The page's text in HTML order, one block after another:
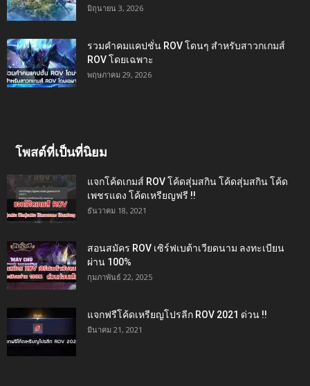
มิถุนายน 3, 2026
รวมคำคมแคปชั่น ROV โดนๆ สำหรับสาวกเกมส์
ROV โดยเฉพาะ
พฤษภาคม 29, 2026
โพสต์ที่เป็นที่นิยม
แจกโค้ดเกมส์ ROV โค้ดสุ่มสกิน โค้ดสุ่มสกิน โค้ด
เพชรแดง โค้ดเหรียญฟรี !!
ธันวาคม 18, 2021
สอนสมัคร ROV เซิร์ฟเบต้าเวียดนาม ลงทะเบียน
ผ่าน 100%
กุมภาพันธ์ 22, 2025
แจกฟรีโค้ดเหรียญโปรลีก ROV 2021 ด่วน !!
มีนาคม 21, 2021